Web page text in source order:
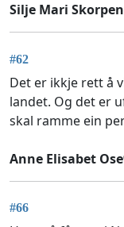
Silje Mari
#62
Det er ikkje rett å
landet. Og det er
skal ramme ein
Anne Elisabet
#66